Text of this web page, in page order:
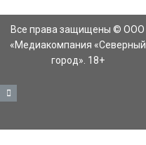
Все права защищены © ООО
«Медиакомпания «Северный
город». 18+